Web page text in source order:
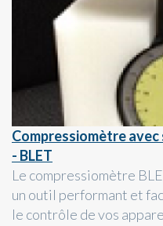
Compressiomètre
- BLET
Le compressiomètre
un outil performant et
le contrôle de vos